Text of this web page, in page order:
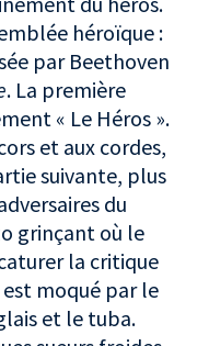
héroïque :
par Beethoven
. La première
« Le Héros ».
et aux cordes,
suivante, plus
du
grinçant où le
la critique
moqué par le
et le tuba.